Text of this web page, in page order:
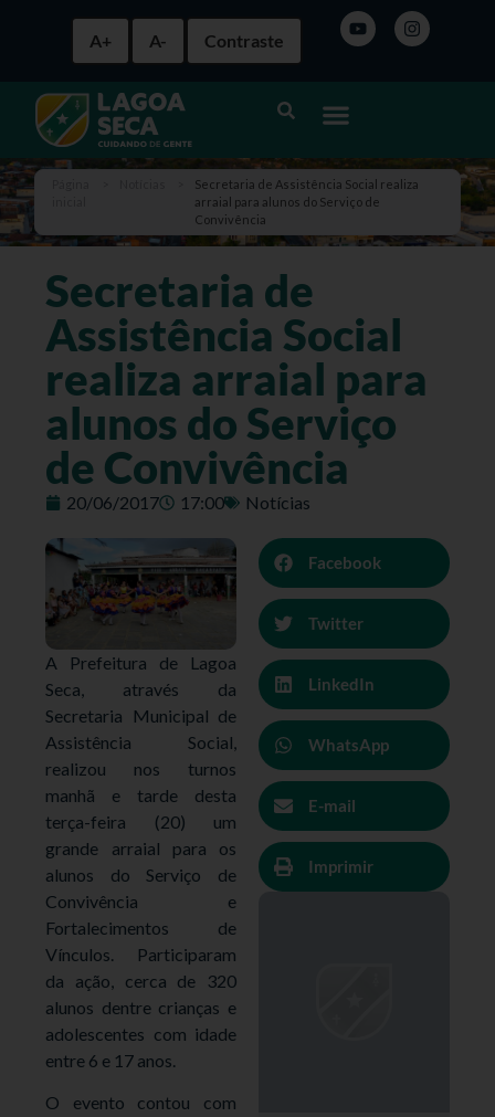
A+ A- Contraste
Secretaria de Assistência Social realiza
arraial para alunos do Serviço de
Convivência
Secretaria de
Assistência Social
realiza arraial para
alunos do Serviço
de Convivência
20/06/2017 17:00 Notícias
A Prefeitura de Lagoa
Seca, através da
Secretaria Municipal de
Assistência Social,
realizou nos turnos
manhã e tarde desta
terça-feira (20) um
grande arraial para os
alunos do Serviço de
Convivência e
Fortalecimentos de
Vínculos. Participaram
da ação, cerca de 320
alunos dentre crianças e
adolescentes com idade
entre 6 e 17 anos.
O evento contou com
Facebook
Twitter
LinkedIn
WhatsApp
E-mail
Imprimir